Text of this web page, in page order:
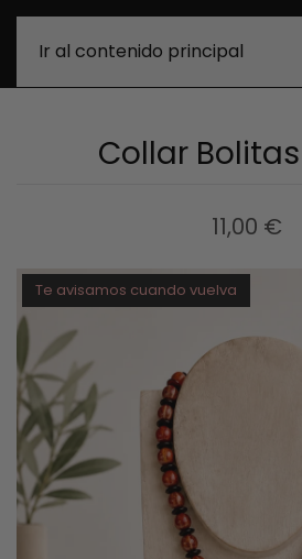
Ir al contenido principal
Collar
11,00 €
Te avisamos cuando vuelva